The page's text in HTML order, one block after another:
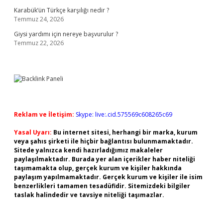
Karabük’ün Türkçe karşılığı nedir ?
Temmuz 24, 2026
Giysi yardımı için nereye başvurulur ?
Temmuz 22, 2026
Reklam ve İletişim: Skype: live:.cid.575569c608265c69
Yasal Uyarı: Bu internet sitesi, herhangi bir marka, kurum
veya şahıs şirketi ile hiçbir bağlantısı bulunmamaktadır.
Sitede yalnızca kendi hazırladığımız makaleler
paylaşılmaktadır. Burada yer alan içerikler haber niteliği
taşımamakta olup, gerçek kurum ve kişiler hakkında
paylaşım yapılmamaktadır. Gerçek kurum ve kişiler ile isim
benzerlikleri tamamen tesadüfidir. Sitemizdeki bilgiler
taslak halindedir ve tavsiye niteliği taşımazlar.